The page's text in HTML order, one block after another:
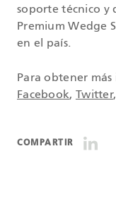
soporte técnico y
Premium Wedge
en el país.
Para obtener
Facebook, Twitter,
COMPARTIR